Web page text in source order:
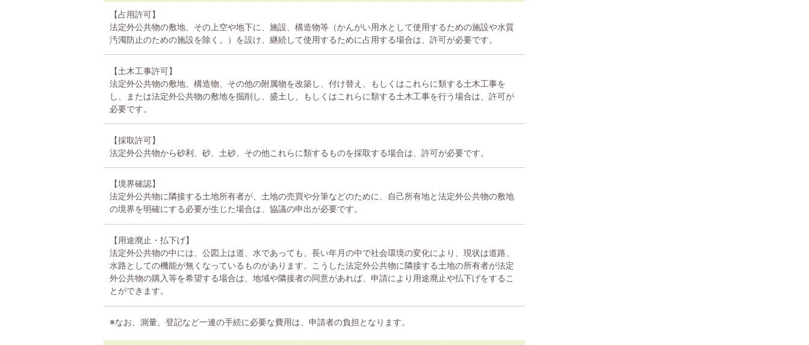
【占用許可】
法定外公共物の敷地、その上空や地下に、施設、構造物等（かんがい用水として使用するための施設や水質
汚濁防止のための施設を除く。）を設け、継続して使用するために占用する場合は、許可が必要です。
【土木工事許可】
法定外公共物の敷地、構造物、その他の附属物を改築し、付け替え、もしくはこれらに類する土木工事を
し、または法定外公共物の敷地を掘削し、盛土し、もしくはこれらに類する土木工事を行う場合は、許可が
必要です。
【採取許可】
法定外公共物から砂利、砂、土砂、その他これらに類するものを採取する場合は、許可が必要です。
【境界確認】
法定外公共物に隣接する土地所有者が、土地の売買や分筆などのために、自己所有地と法定外公共物の敷地
の境界を明確にする必要が生じた場合は、協議の申出が必要です。
【用途廃止・払下げ】
法定外公共物の中には、公図上は道、水であっても、長い年月の中で社会環境の変化により、現状は道路、
水路としての機能が無くなっているものがあります。こうした法定外公共物に隣接する土地の所有者が法定
外公共物の購入等を希望する場合は、地域や隣接者の同意があれば、申請により用途廃止や払下げをするこ
とができます。
※なお、測量、登記など一連の手続に必要な費用は、申請者の負担となります。